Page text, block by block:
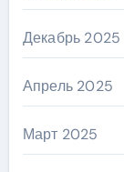
Декабрь 2025
Апрель 2025
Март 2025